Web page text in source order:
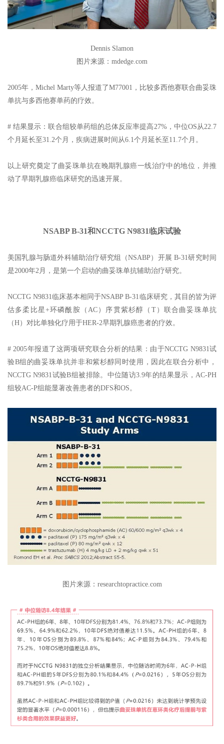
Dennis Slamon
图片来源：mdedge.com
2005年，Michel Marty等人报道了M77001，比较多西他赛联合曲妥珠
单抗与多西他赛单药的疗效。
# 结果显示：联合组较单药组的总体反应率提高27%，中位OS从22.7
个月延长至31.2个月，疾病进展时间从6.1个月延长至11.7个月。
以上研究奠定了曲妥珠单抗在晚期乳腺癌一线治疗中的地位，并推
动了早期乳腺癌临床研究的迅速开展。
NSABP B-31和NCCTG N9831临床试验
美国乳腺与肠道外科辅助治疗研究组（NSABP）开展 B-31研究时间
是2000年2月，是第一个启动的曲妥珠单抗辅助治疗研究。
NCCTG N9831临床基本相同于NSABP B-31临床研究，其目的皆为评
估多柔比星+环磷酰胺（AC）序贯紫杉醇（T）联合曲妥珠单抗
（H）对比单独化疗用于HER-2早期乳腺癌患者的疗效。
# 2005年报道了这两项研究联合分析的结果：由于NCCTG N9831试
验B组的曲妥珠单抗并非和紫杉醇同时使用，因此在联合分析中，
NCCTG N9831试验B组被排除。中位随访3.9年的结果显示，AC-PH
组较AC-P组能显著改善患者的DFS和OS。
图片来源：researchtopractice.com